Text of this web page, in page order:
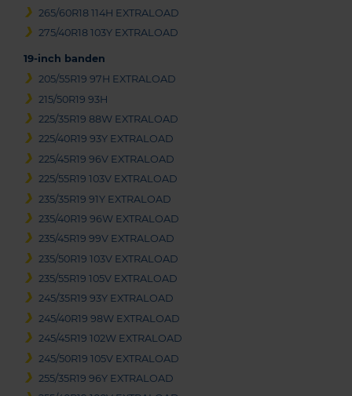
265/60R18 114H EXTRALOAD
275/40R18 103Y EXTRALOAD
19-inch banden
205/55R19 97H EXTRALOAD
215/50R19 93H
225/35R19 88W EXTRALOAD
225/40R19 93Y EXTRALOAD
225/45R19 96V EXTRALOAD
225/55R19 103V EXTRALOAD
235/35R19 91Y EXTRALOAD
235/40R19 96W EXTRALOAD
235/45R19 99V EXTRALOAD
235/50R19 103V EXTRALOAD
235/55R19 105V EXTRALOAD
245/35R19 93Y EXTRALOAD
245/40R19 98W EXTRALOAD
245/45R19 102W EXTRALOAD
245/50R19 105V EXTRALOAD
255/35R19 96Y EXTRALOAD